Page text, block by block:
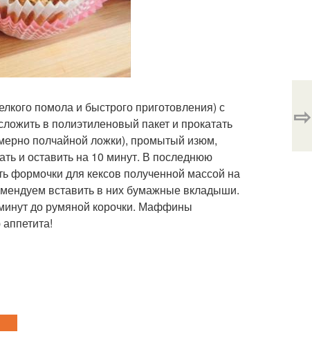
помола и быстрого приготовления) с
в полиэтиленовый пакет и прокатать
полчайной ложки), промытый изюм,
и оставить на 10 минут. В последнюю
формочки для кексов полученной массой на
вставить в них бумажные вкладыши.
до румяной корочки. Маффины
⇨